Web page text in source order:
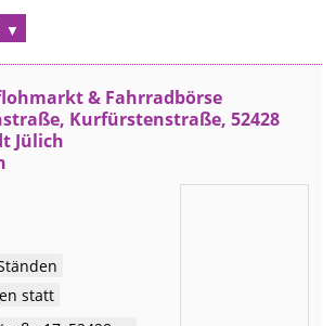
& Fahrradbörse
Kurfürstenstraße, 52428
Jülich
statt